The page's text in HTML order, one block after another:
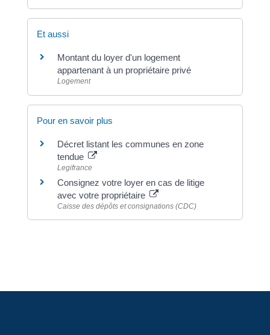
Et aussi
Montant du loyer d'un logement
appartenant à un propriétaire privé
Logement
Pour en savoir plus
Décret listant les communes en zone
tendue
Legifrance
Consignez votre loyer en cas de litige
avec votre propriétaire
Caisse des dépôts et consignations (CDC)